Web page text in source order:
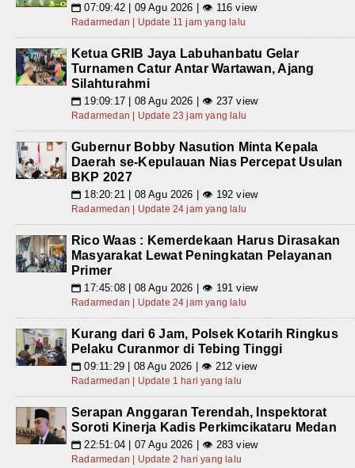
📅 07:09:42 | 09 Agu 2026 | 👁 116 view
Radarmedan | Update 11 jam yang lalu
Ketua GRIB Jaya Labuhanbatu Gelar
Turnamen Catur Antar Wartawan, Ajang
Silahturahmi
📅 19:09:17 | 08 Agu 2026 | 👁 237 view
Radarmedan | Update 23 jam yang lalu
Gubernur Bobby Nasution Minta Kepala
Daerah se-Kepulauan Nias Percepat Usulan
BKP 2027
📅 18:20:21 | 08 Agu 2026 | 👁 192 view
Radarmedan | Update 24 jam yang lalu
Rico Waas : Kemerdekaan Harus Dirasakan
Masyarakat Lewat Peningkatan Pelayanan
Primer
📅 17:45:08 | 08 Agu 2026 | 👁 191 view
Radarmedan | Update 24 jam yang lalu
Kurang dari 6 Jam, Polsek Kotarih Ringkus
Pelaku Curanmor di Tebing Tinggi
📅 09:11:29 | 08 Agu 2026 | 👁 212 view
Radarmedan | Update 1 hari yang lalu
Serapan Anggaran Terendah, Inspektorat
Soroti Kinerja Kadis Perkimcikataru Medan
📅 22:51:04 | 07 Agu 2026 | 👁 283 view
Radarmedan | Update 2 hari yang lalu